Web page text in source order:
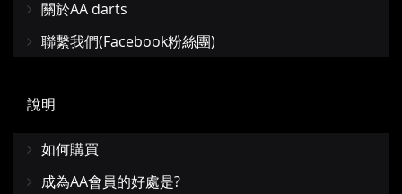
關於AA darts
聯繫我們(Facebook粉絲團)
說明
如何購買
成為AA會員的好處是?